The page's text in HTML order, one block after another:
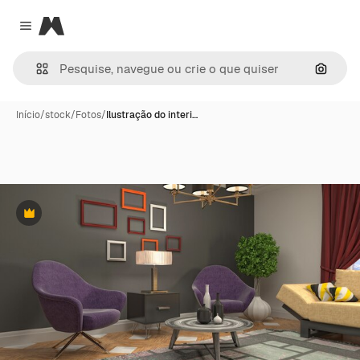
Close menu
Magnific
Início/stock/Fotos/Ilustração do interi…
Premium